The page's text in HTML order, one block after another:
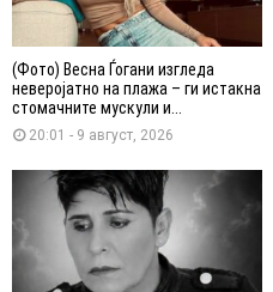
(Фото) Весна Ѓогани изгледа
неверојатно на плажа – ги истакна
стомачните мускули и...
20:01 - 9 август, 2026